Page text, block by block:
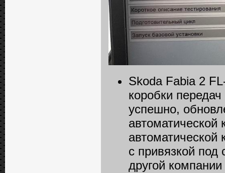
Skoda Fabia 2
коробки
успешно,
автоматической
автоматической
с привязкой под
другой